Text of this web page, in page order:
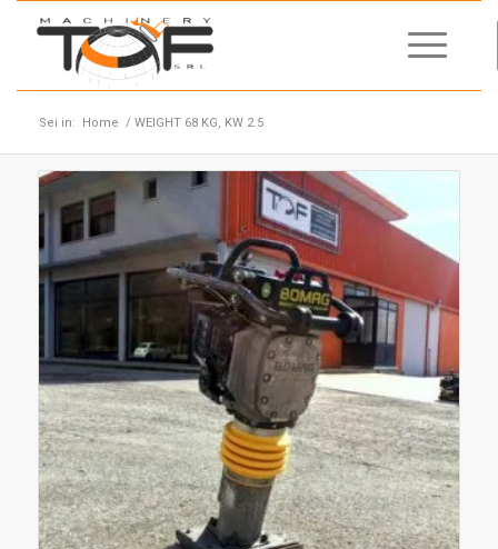
Sei in: Home / WEIGHT 68 KG, KW 2.5